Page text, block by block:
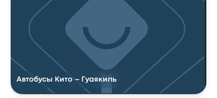
Автобусы Кито – Гуаякиль